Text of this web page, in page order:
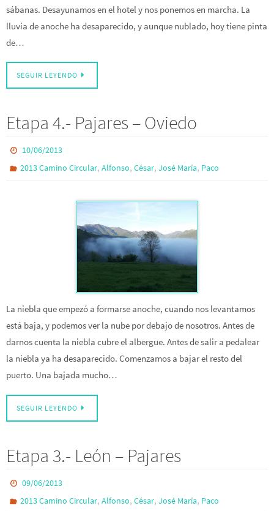
sábanas. Desayunamos en el hotel y nos ponemos en marcha. La
lluvia de anoche ha desaparecido, y aunque nublado, hoy tiene pinta
de…
SEGUIR LEYENDO
Etapa 4.- Pajares – Oviedo
10/06/2013
2013 Camino Circular,Alfonso,César,José María, Paco
La niebla que empezó a formarse anoche, cuando nos levantamos
está baja, y podemos ver la nube por debajo de nosotros. Antes de
darnos cuenta la niebla cubre el albergue. Antes de salir a pedalear
la niebla ya ha desaparecido. Comenzamos a bajar el resto del
puerto. Una bajada mucho…
SEGUIR LEYENDO
Etapa 3.- León – Pajares
09/06/2013
2013 Camino Circular,Alfonso,César,José María, Paco